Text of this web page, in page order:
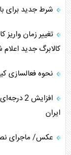
شرط جدید برای
کالابرگ جدید
نحوه فعالسازی
افزایش
ایران
عکس/ ماجرای